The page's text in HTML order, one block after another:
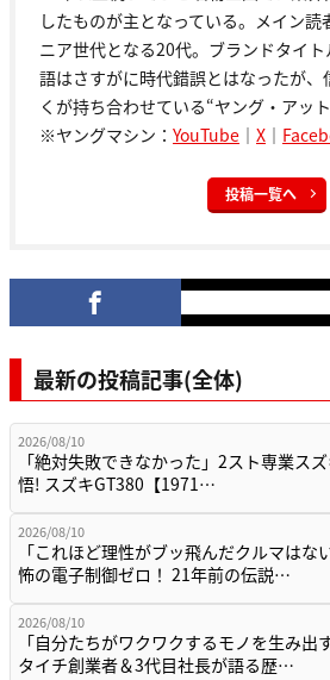
したものが主となっている。メイン読
ニア世代となる20代。ブランドタイ
語はさすがに時代錯誤とはなったが、
くが持ち合わせている“ヤング・アッ
※ヤングマシン： YouTube ｜ X ｜
投稿一覧へ
最新の投稿記事(全体)
2026/08/10
「絶対失敗できなかった」2スト専業ス
悟! スズキGT380【1971…
2026/08/10
「これほど理性がブッ飛んだクルマはな
怖の電子制御ゼロ！ 21年前の伝説…
2026/08/10
「自分たちがワクワクするモノを生み出
タイチ創業者＆3代目社長が語る歴…